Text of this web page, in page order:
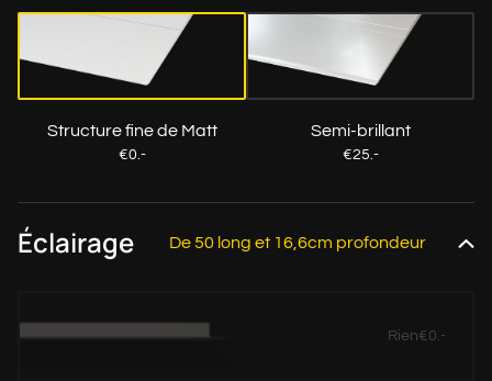
Structure fine de Matt
€0.-
Semi-brillant
€25.-
Éclairage De 50 long et 16,6cm profondeur
Rien€0.-